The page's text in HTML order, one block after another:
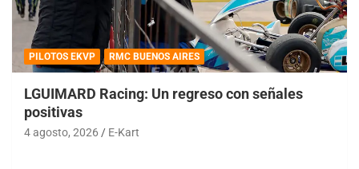
PILOTOS EKVP RMC BUENOS AIRES
LGUIMARD Racing: Un regreso con señales
positivas
4 agosto, 2026 E-Kart